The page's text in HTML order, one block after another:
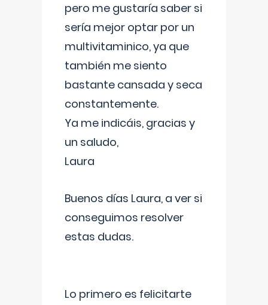
pero me gustaría saber si
sería mejor optar por un
multivitaminico, ya que
también me siento
bastante cansada y seca
constantemente.
Ya me indicáis, gracias y
un saludo,
Laura
Buenos días Laura, a ver si
conseguimos resolver
estas dudas.
Lo primero es felicitarte